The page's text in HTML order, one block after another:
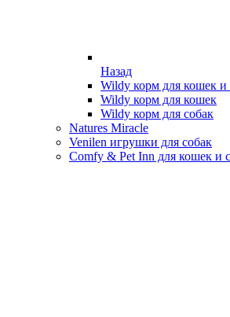
Назад
Wildy корм для кошек и
Wildy корм для кошек
Wildy корм для собак
Natures Miracle
Venilen игрушки для собак
Comfy & Pet Inn для кошек и